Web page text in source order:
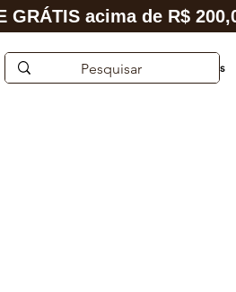
Aquarelas de Cidades
GRÁTIS acima de R$